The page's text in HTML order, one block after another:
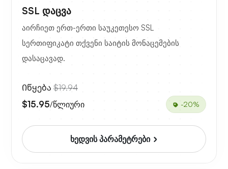
SSL დაცვა
აირჩიეთ ერთ-ერთი საუკეთესო SSL
სერთიფიკატი თქვენი საიტის მონაცემების
დასაცავად.
Იწყება $19.94
$15.95/წლიური -20%
ხედვის პარამეტრები